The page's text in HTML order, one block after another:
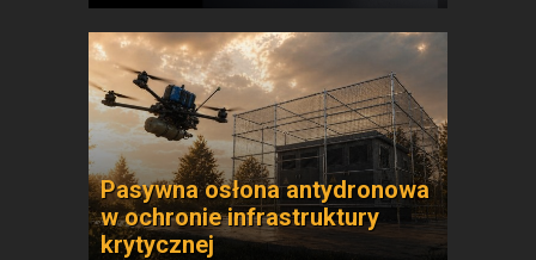
Pasywna osłona antydronowa
w ochronie infrastruktury
krytycznej